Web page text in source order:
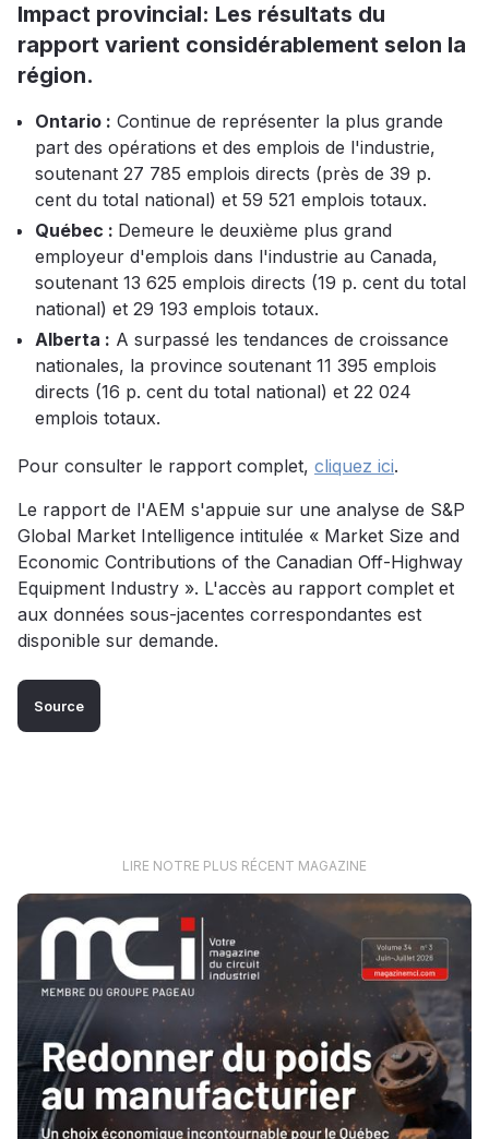
Impact provincial: Les résultats du
rapport varient considérablement selon la
région.
Ontario : Continue de représenter la plus grande
part des opérations et des emplois de l'industrie,
soutenant 27 785 emplois directs (près de 39 p.
cent du total national) et 59 521 emplois totaux.
Québec : Demeure le deuxième plus grand
employeur d'emplois dans l'industrie au Canada,
soutenant 13 625 emplois directs (19 p. cent du total
national) et 29 193 emplois totaux.
Alberta : A surpassé les tendances de croissance
nationales, la province soutenant 11 395 emplois
directs (16 p. cent du total national) et 22 024
emplois totaux.
Pour consulter le rapport complet, cliquez ici.
Le rapport de l'AEM s'appuie sur une analyse de S&P
Global Market Intelligence intitulée « Market Size and
Economic Contributions of the Canadian Off-Highway
Equipment Industry ». L'accès au rapport complet et
aux données sous-jacentes correspondantes est
disponible sur demande.
Source
LIRE NOTRE PLUS RÉCENT MAGAZINE